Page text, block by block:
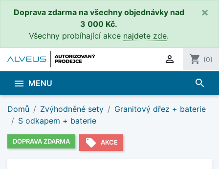
Doprava zdarma na všechny objednávky nad
3 000 Kč.
Všechny probíhající akce najdete zde.
×
 shopping_cart (0)
 MENU search
Domů Zvýhodněné sety
Granitový dřez + baterie
S odkapem + baterie
DOPRAVA ZDARMA local_offer AKCE